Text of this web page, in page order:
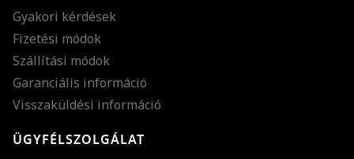
Gyakori kérdések
Fizetési módok
Szállítási módok
Garanciális információ
Visszaküldési információ
ÜGYFÉLSZOLGÁLAT